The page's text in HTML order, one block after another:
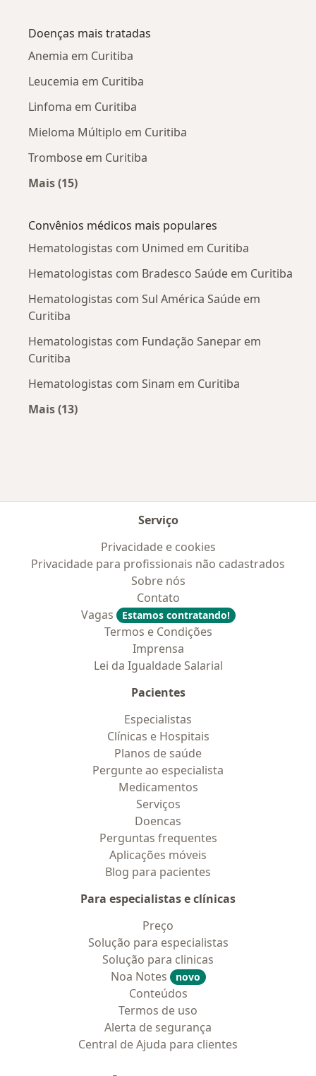
Doenças mais tratadas
Anemia em Curitiba
Leucemia em Curitiba
Linfoma em Curitiba
Mieloma Múltiplo em Curitiba
Trombose em Curitiba
Mais (15)
Convênios médicos mais populares
Hematologistas com Unimed em Curitiba
Hematologistas com Bradesco Saúde em Curitiba
Hematologistas com Sul América Saúde em
Curitiba
Hematologistas com Fundação Sanepar em
Curitiba
Hematologistas com Sinam em Curitiba
Mais (13)
Serviço
Privacidade e cookies
Privacidade para profissionais não cadastrados
Sobre nós
Contato
Vagas
Estamos contratando!
Termos e Condições
Imprensa
Lei da Igualdade Salarial
Pacientes
Especialistas
Clínicas e Hospitais
Planos de saúde
Pergunte ao especialista
Medicamentos
Serviços
Doencas
Perguntas frequentes
Aplicações móveis
Blog para pacientes
Para especialistas e clínicas
Preço
Solução para especialistas
Solução para clinicas
Noa Notes
novo
Conteúdos
Termos de uso
Alerta de segurança
Central de Ajuda para clientes